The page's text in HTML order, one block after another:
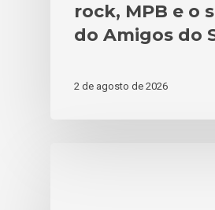
rock, MPB e o
do Amigos do
2 de agosto de 2026